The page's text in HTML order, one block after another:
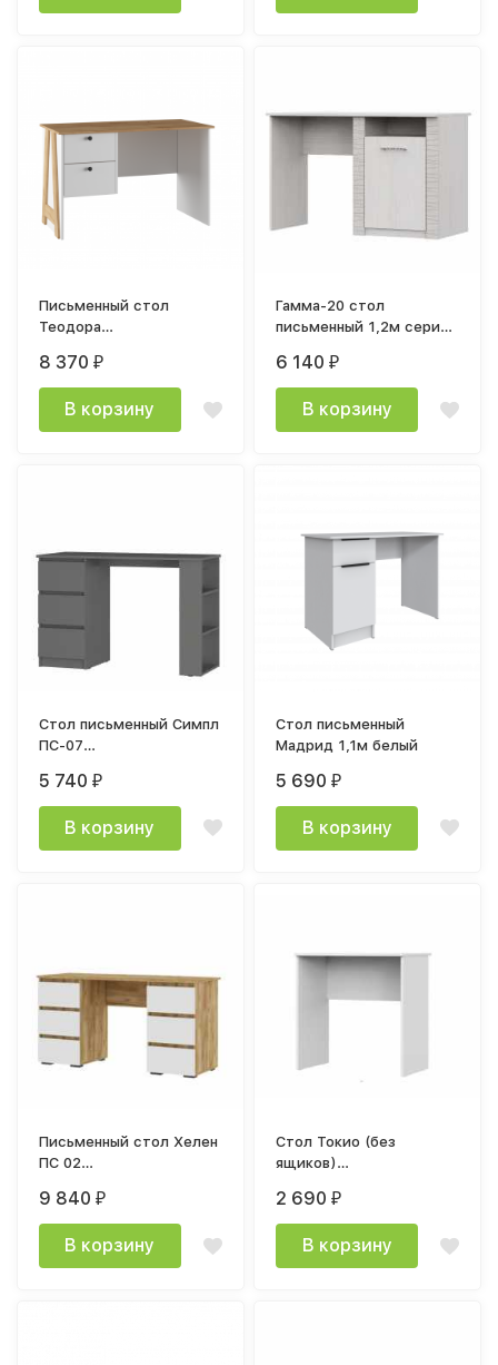
Письменный стол
Теодора
крафт / белый
8 370₽
В корзину
Гамма-20 стол
письменный 1,2м серия
6 140₽
В корзину
Стол письменный Симпл
ПС-07
графит
5 740₽
В корзину
Стол письменный
Мадрид 1,1м белый
5 690₽
В корзину
Письменный стол Хелен
ПС 02
Стендмебель дуб
золотой / белый
9 840₽
В корзину
Стол Токио (без
ящиков)
белый текстурный
2 690₽
В корзину